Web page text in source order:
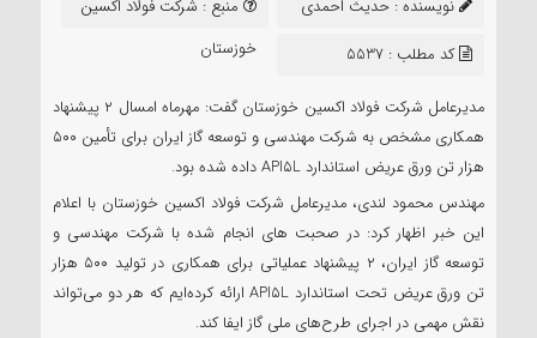
نویسنده : حدیث احمدی
سعید
منبع : شرکت فولاد اکسین
خوزستان
کد مطلب : 5537
مدیرعامل شرکت فولاد اکسین خوزستان گفت: مهرماه امسال ۲ پیشنهاد
همکاری مشخص به شرکت مهندسی و توسعه گاز ایران برای تأمین ۵۰۰
هزار تن ورق عریض استاندارد API۵L داده شده بود.
مهندس محمود لندی، مدیرعامل شرکت فولاد اکسین خوزستان با اعلام
این خبر اظهار کرد: در صحبت های انجام شده با شرکت مهندسی و
توسعه گاز ایران، ۲ پیشنهاد عملیاتی برای همکاری در تولید ۵۰۰ هزار
تن ورق عریض تحت استاندارد API۵L ارائه کرده‌ایم که هر دو می‌تواند
نقش مهمی در اجرای طرح‌های ملی گاز ایفا کند.